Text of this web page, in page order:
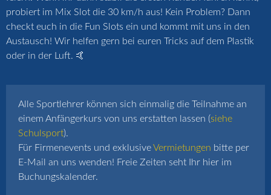
probiert im Mix Slot die 30 km/h aus! Kein Problem? Dann
checkt euch in die Fun Slots ein und kommt mit uns in den
Austausch! Wir helfen gern bei euren Tricks auf dem Plastik
oder in der Luft. 🤙
Alle Sportlehrer können sich einmalig die Teilnahme an
einem Anfängerkurs von uns erstatten lassen (siehe
Schulsport).
Für Firmenevents und exklusiveVermietungen bitte per
E-Mail an uns wenden! Freie Zeiten seht Ihr hier im
Buchungskalender.